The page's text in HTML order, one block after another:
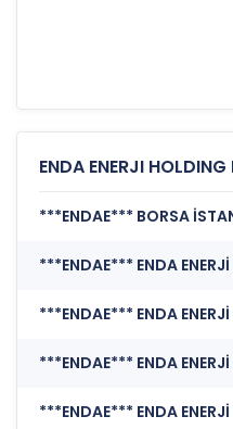
ENDA ENERJI